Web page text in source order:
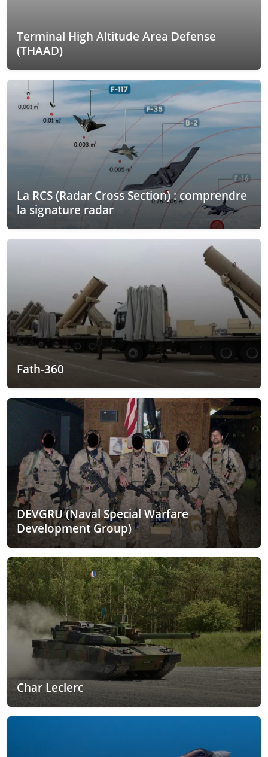
Terminal High Altitude Area Defense
(THAAD)
La RCS (Radar Cross Section) : comprendre
la signature radar
Fath-360
DEVGRU (Naval Special Warfare
Development Group)
Char Leclerc